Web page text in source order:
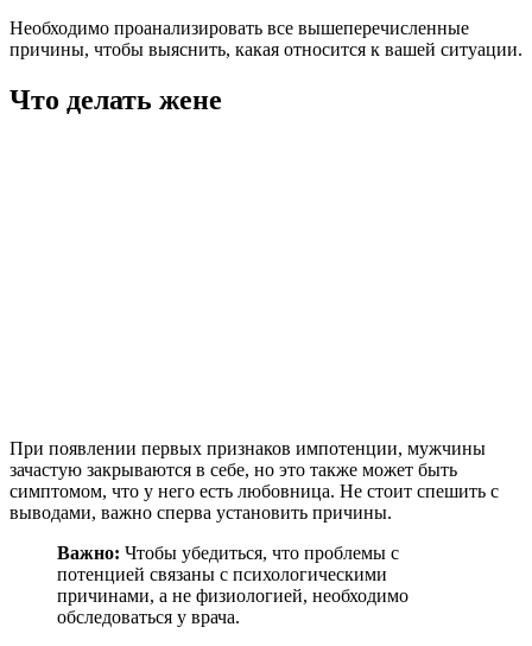
Необходимо проанализировать все вышеперечисленные
причины, чтобы выяснить, какая относится к вашей ситуации.
Что делать жене
При появлении первых признаков импотенции, мужчины
зачастую закрываются в себе, но это также может быть
симптомом, что у него есть любовница. Не стоит спешить с
выводами, важно сперва установить причины.
Важно: Чтобы убедиться, что проблемы с
потенцией связаны с психологическими
причинами, а не физиологией, необходимо
обследоваться у врача.